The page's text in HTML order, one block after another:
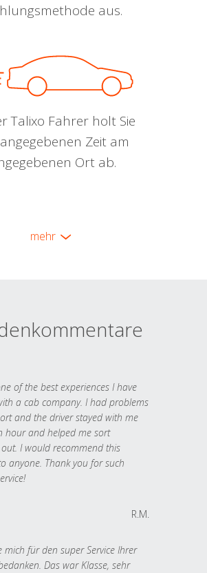
aus.
Talixo Fahrer holt Sie
Zeit am
Ort ab.
mehr
of the best experiences I have
a cab company. I had problems
and the driver stayed with me
hour and helped me sort
I would recommend this
anyone. Thank you for such
R.M.
mich für den super Service Ihrer
Das war Klasse, sehr